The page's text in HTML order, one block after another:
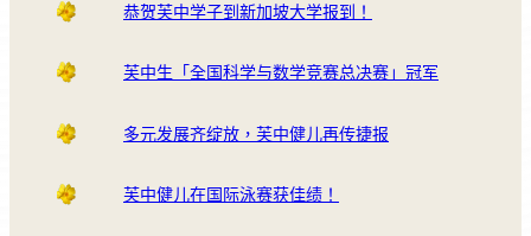
恭贺芙中学子到新加坡大学报到！
芙中生「全国科学与数学竞赛总决赛」冠军
多元发展齐绽放，芙中健儿再传捷报
芙中健儿在国际泳赛获佳绩！